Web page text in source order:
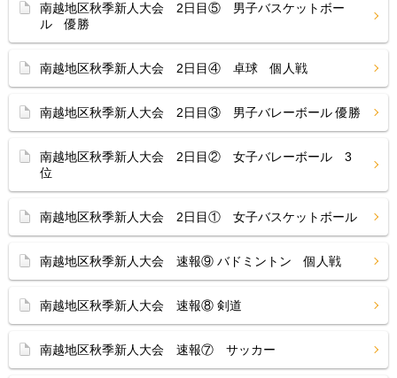
南越地区秋季新人大会 2日目⑤ 男子バスケットボー
ル 優勝
南越地区秋季新人大会 2日目④ 卓球 個人戦
南越地区秋季新人大会 2日目③ 男子バレーボール 優勝
南越地区秋季新人大会 2日目② 女子バレーボール 3
位
南越地区秋季新人大会 2日目① 女子バスケットボール
南越地区秋季新人大会 速報⑨ バドミントン 個人戦
南越地区秋季新人大会 速報⑧ 剣道
南越地区秋季新人大会 速報⑦ サッカー